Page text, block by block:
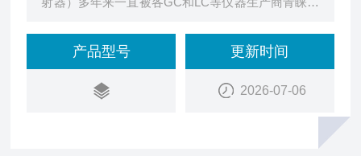
性能给他们带来了声誉。SGE是澳大利亚的一家专
业生产注射器，进样针，色谱配件耗材的公司
产品型号 更新时间
2026-07-06